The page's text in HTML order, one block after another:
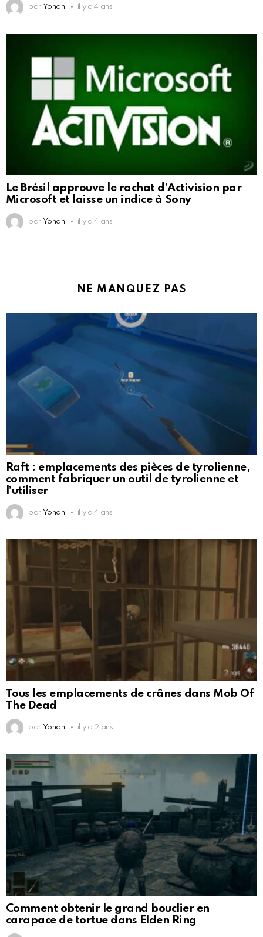
par Yohan il y a 4 ans
Le Brésil approuve le rachat d’Activision par
Microsoft et laisse un indice à Sony
par Yohan il y a 4 ans
NE MANQUEZ PAS
Raft : emplacements des pièces de tyrolienne,
comment fabriquer un outil de tyrolienne et
l’utiliser
par Yohan il y a 4 ans
Tous les emplacements de crânes dans Mob Of
The Dead
par Yohan il y a 2 ans
Comment obtenir le grand bouclier en
carapace de tortue dans Elden Ring